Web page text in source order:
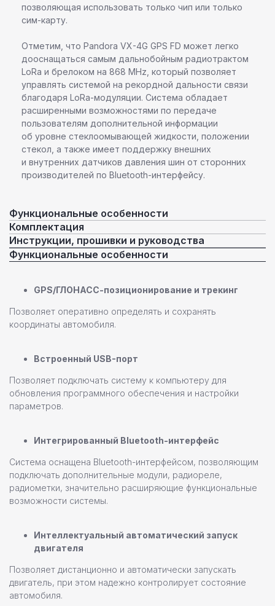
позволяющая использовать только чип или только
сим-карту.
Отметим, что Pandora VX-4G GPS FD может легко
дооснащаться самым дальнобойным радиотрактом
LoRa и брелоком на 868 MHz, который позволяет
управлять системой на рекордной дальности связи
благодаря LoRa-модуляции. Система обладает
расширенными возможностями по передаче
пользователям дополнительной информации
об уровне стеклоомывающей жидкости, положении
стекол, а также имеет поддержку внешних
и внутренних датчиков давления шин от сторонних
производителей по Bluetooth-интерфейсу.
Функциональные особенности
Комплектация
Инструкции, прошивки и руководства
Функциональные особенности
GPS/ГЛОНАСС-позиционирование и трекинг
Позволяет оперативно определять и сохранять
координаты автомобиля.
Встроенный USB-порт
Позволяет подключать систему к компьютеру для
обновления программного обеспечения и настройки
параметров.
Интегрированный Bluetooth-интерфейс
Система оснащена Bluetooth-интерфейсом, позволяющим
подключать дополнительные модули, радиореле,
радиометки, значительно расширяющие функциональные
возможности системы.
Интеллектуальный автоматический запуск
двигателя
Позволяет дистанционно и автоматически запускать
двигатель, при этом надежно контролирует состояние
автомобиля.